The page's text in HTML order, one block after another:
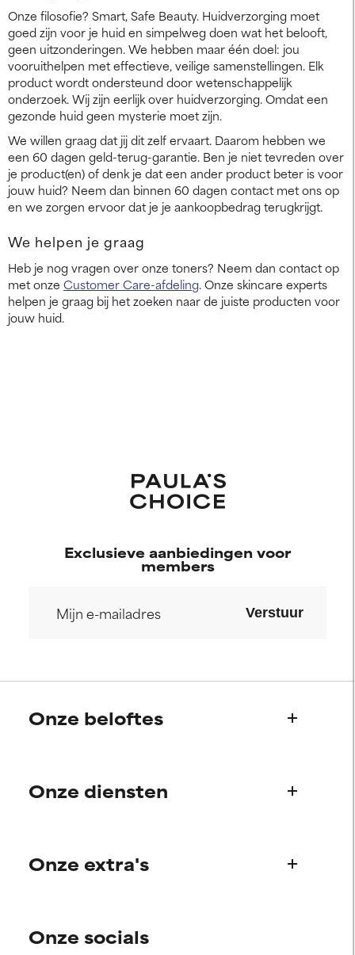
Onze filosofie? Smart, Safe Beauty. Huidverzorging moet
goed zijn voor je huid en simpelweg doen wat het belooft,
geen uitzonderingen. We hebben maar één doel: jou
vooruithelpen met effectieve, veilige samenstellingen. Elk
product wordt ondersteund door wetenschappelijk
onderzoek. Wij zijn eerlijk over huidverzorging. Omdat een
gezonde huid geen mysterie moet zijn.
We willen graag dat jij dit zelf ervaart. Daarom hebben we
een 60 dagen geld-terug-garantie. Ben je niet tevreden over
je product(en) of denk je dat een ander product beter is voor
jouw huid? Neem dan binnen 60 dagen contact met ons op
en we zorgen ervoor dat je je aankoopbedrag terugkrijgt.
We helpen je graag
Heb je nog vragen over onze toners? Neem dan contact op
met onze Customer Care-afdeling. Onze skincare experts
helpen je graag bij het zoeken naar de juiste producten voor
jouw huid.
Exclusieve aanbiedingen voor
members
Verstuur
Onze beloftes
Paula's verhaal
Onze diensten
Vragen over producten
Retourneren
Onze extra's
Persoonlijk huidverzorgingsadvies
Onze socials